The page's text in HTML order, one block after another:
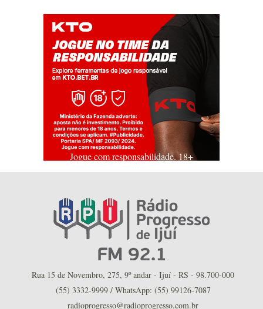
Jogue com responsabilidade. 18+
Rua 15 de Novembro, 275, 9º andar - Ijuí - RS - 98.700-000
(55) 3332-9999 / WhatsApp: (55) 99126-7087
radioprogresso@radioprogresso.com.br